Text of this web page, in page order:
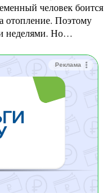
человек боится
отопление. Поэтому
неделями. Но…
Реклама